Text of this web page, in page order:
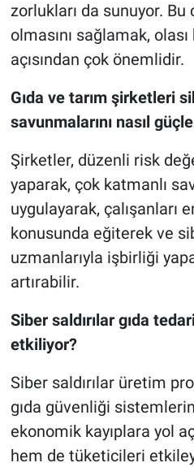
zorlukları da sunuyor. Bu
olmasını sağlamak,
açısından çok önemlidir.
Gıda ve tarım şirketleri
savunmalarını nasıl
Şirketler, düzenli risk
yaparak, çok katmanlı
uygulayarak, çalışanları
konusunda eğiterek ve
uzmanlarıyla işbirliği
artırabilir.
Siber saldırılar gıda
etkiliyor?
Siber saldırılar üretim
gıda güvenliği
ekonomik kayıplara yol
hem de tüketicileri